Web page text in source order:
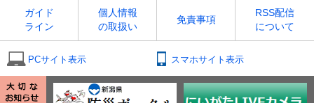
ガイド
ライン
個人情報
の取扱い
免責事項
RSS配信
について
PCサイト表示 スマホサイト表示